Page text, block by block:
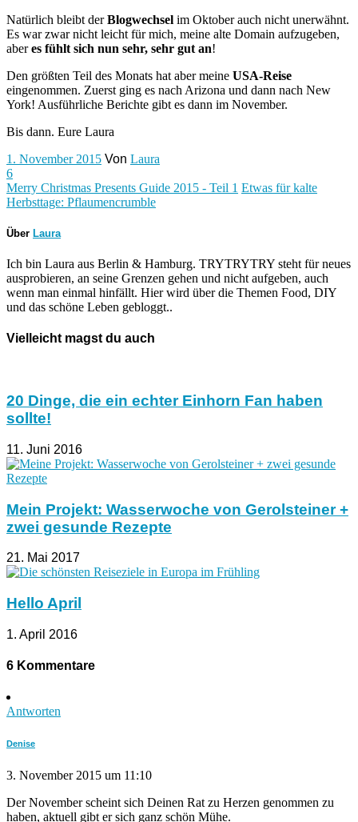
Natürlich bleibt derBlogwechsel im Oktober auch nicht unerwähnt.
Es war zwar nicht leicht für mich, meine alte Domain aufzugeben,
aberes fühlt sich nun sehr, sehr gut an!
Den größten Teil des Monats hat aber meine USA-Reise
eingenommen. Zuerst ging es nach Arizona und dann nach New
York! Ausführliche Berichte gibt es dann im November.
Bis dann. Eure Laura
1. November 2015 Von Laura
6
Merry Christmas Presents Guide 2015 - Teil 1 Etwas für kalte
Herbsttage: Pflaumencrumble
Über Laura
Ich bin Laura aus Berlin & Hamburg. TRYTRYTRY steht für neues
ausprobieren, an seine Grenzen gehen und nicht aufgeben, auch
wenn man einmal hinfällt. Hier wird über die Themen Food, DIY
und das schöne Leben gebloggt..
Vielleicht magst du auch
20 Dinge, die ein echter Einhorn Fan haben
sollte!
11. Juni 2016
Mein Projekt: Wasserwoche von Gerolsteiner +
zwei gesunde Rezepte
21. Mai 2017
Hello April
1. April 2016
6 Kommentare
Antworten
Denise
3. November 2015 um 11:10
Der November scheint sich Deinen Rat zu Herzen genommen zu
haben, aktuell gibt er sich ganz schön Mühe.